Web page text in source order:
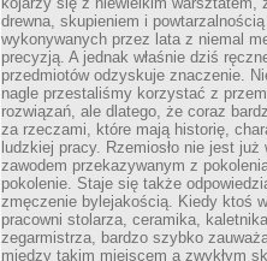
drewna, skupieniem i
wykonywanych przez lata z niemal
precyzją. A jednak właśnie dziś
przedmiotów odzyskuje znaczenie.
nagle przestaliśmy korzystać z
rozwiązań, ale dlatego, że coraz
za rzeczami, które mają historię,
ludzkiej pracy. Rzemiosło nie jest już
zawodem przekazywanym z
pokolenie. Staje się także
zmęczenie bylejakością. Kiedy ktoś
pracowni stolarza, ceramika,
zegarmistrza, bardzo szybko
między takim miejscem a zwykłym